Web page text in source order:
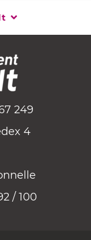
249
4
/ 100